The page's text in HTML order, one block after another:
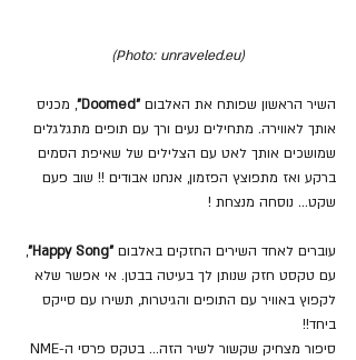
(Photo: unraveled.eu)
השיר הראשון שפותח את האלבום "Doomed"
, מכניס
אותך לאווירה. מתחילים נעים ורך עם תופים מתגלגלים
שמושכים אותך לאט עם הצלילים של שאיפת הסמים
ברקע ואז מתפוצץ הפזמון, אנחנו אבודים !! שוב פעם
שקט... נוסחה מנצחת !
עוברים לאחד השירים החזקים באלבום "Happy Song"
,
עם טקסט חזק שנותן לך בעיטה בבטן. אי אפשר שלא
לקפוץ באוויר עם התופים והגיטרות, תשירו עם סייקס
ביחד!!